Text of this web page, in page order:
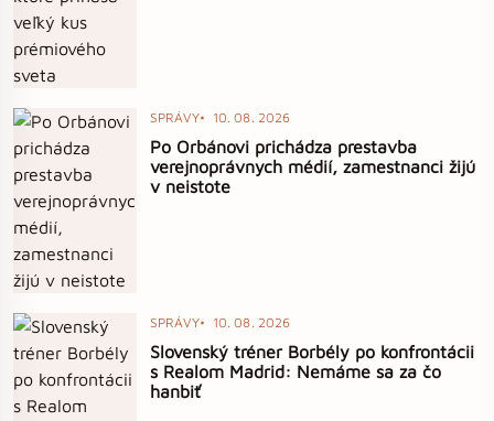
SPRÁVY 10. 08. 2026
Po Orbánovi prichádza prestavba
verejnoprávnych médií, zamestnanci žijú
v neistote
SPRÁVY 10. 08. 2026
Slovenský tréner Borbély po konfrontácii
s Realom Madrid: Nemáme sa za čo
hanbiť